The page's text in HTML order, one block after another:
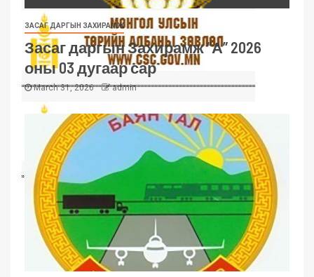
ЗАСАГ ДАРГЫН ЗАХИРАМЖ
Засаг даргын Захирамж “А” 2026
оны 03 дугаар сар
March 31, 2026 admin